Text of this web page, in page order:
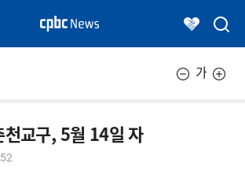
가
교구, 5월 14일 자